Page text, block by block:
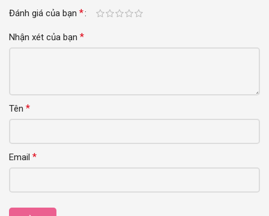
Đánh giá của bạn *
Nhận xét của bạn *
Tên *
Email *